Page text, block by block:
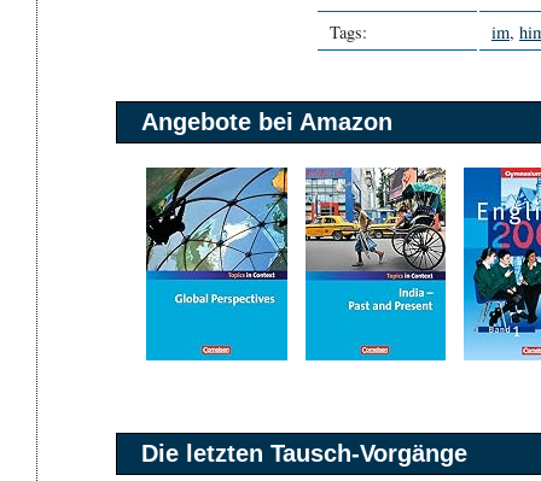
Tags:
im,
Angebote bei Amazon
Die letzten Tausch-Vorgänge